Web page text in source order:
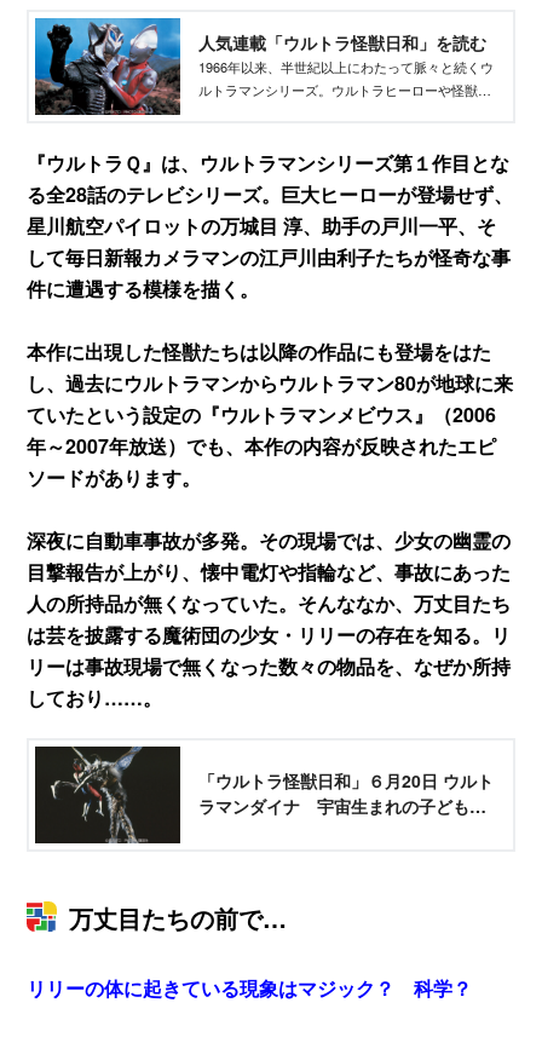
人気連載「ウルトラ怪獣日和」を読む
1966年以来、半世紀以上にわたって脈々と続くウ
ルトラマンシリーズ。ウルトラヒーローや怪獣た
『ウルトラＱ』は、ウルトラマンシリーズ第１作目とな
る全28話のテレビシリーズ。巨大ヒーローが登場せず、
星川航空パイロットの万城目 淳、助手の戸川一平、そ
して毎日新報カメラマンの江戸川由利子たちが怪奇な事
件に遭遇する模様を描く。
本作に出現した怪獣たちは以降の作品にも登場をはた
し、過去にウルトラマンからウルトラマン80が地球に来
ていたという設定の『ウルトラマンメビウス』（2006
年～2007年放送）でも、本作の内容が反映されたエピ
ソードがあります。
深夜に自動車事故が多発。その現場では、少女の幽霊の
目撃報告が上がり、懐中電灯や指輪など、事故にあった
人の所持品が無くなっていた。そんななか、万丈目たち
は芸を披露する魔術団の少女・リリーの存在を知る。リ
リーは事故現場で無くなった数々の物品を、なぜか所持
しており……。
「ウルトラ怪獣日和」６月20日 ウルト
ラマンダイナ 宇宙生まれの子どもた
万丈目たちの前で…
リリーの体に起きている現象はマジック？ 科学？